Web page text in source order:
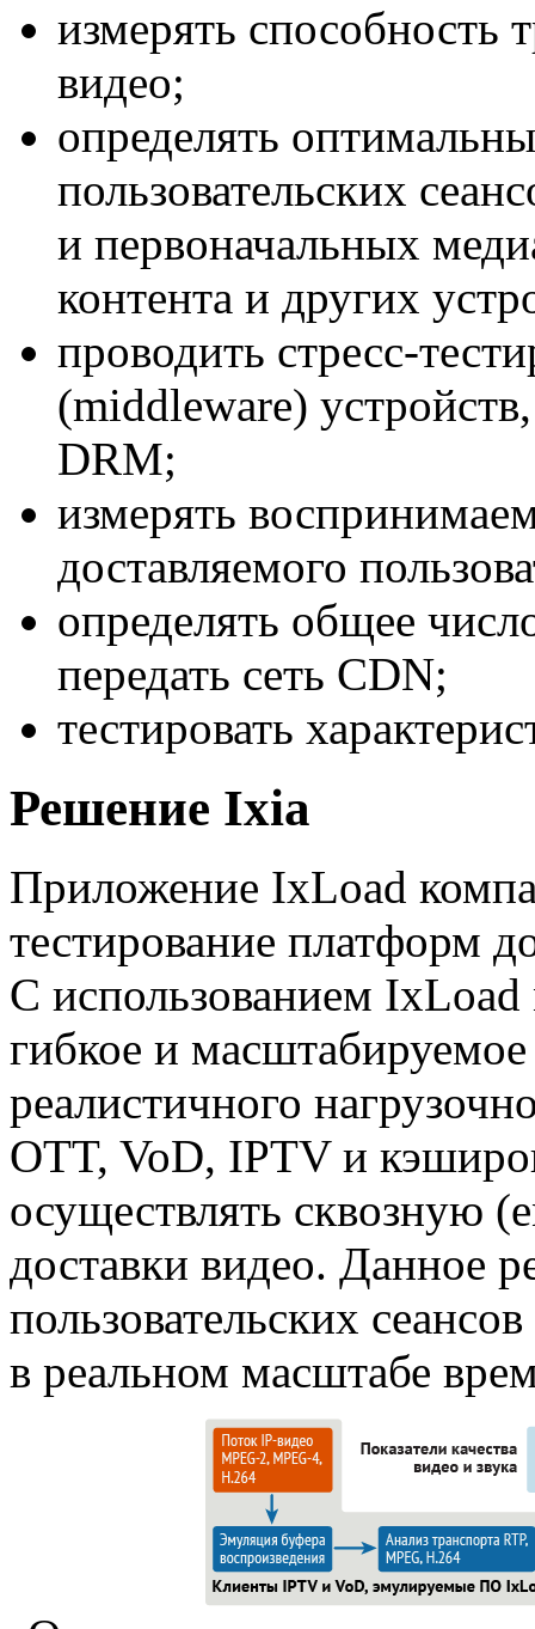
измерять способность
видео;
определять
пользовательских
и первоначальных
контента и других
проводить стресс-
(middleware)
DRM;
измерять
доставляемого
определять общее
передать сеть CDN;
тестировать
Решение Ixia
Приложение IxLoad
тестирование платформ
С использованием IxLoad
гибкое и
реалистичного
OTT, VoD, IPTV и
осуществлять сквозную (
доставки видео. Данное
пользовательских
в реальном масштабе